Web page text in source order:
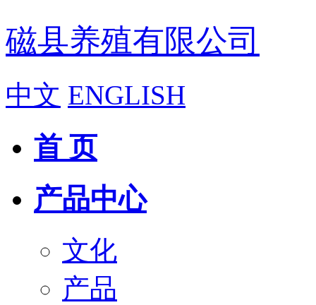
磁县养殖有限公司
中文 ENGLISH
首 页
产品中心
文化
产品